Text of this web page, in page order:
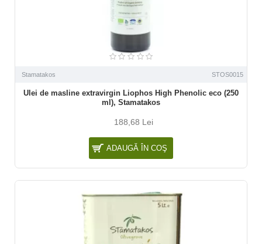
Stamatakos STOS0015
Ulei de masline extravirgin Liophos High Phenolic eco (250
ml), Stamatakos
188,68 Lei
ADAUGĂ ÎN COŞ